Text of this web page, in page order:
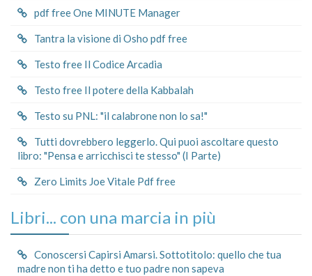
pdf free One MINUTE Manager
Tantra la visione di Osho pdf free
Testo free Il Codice Arcadia
Testo free Il potere della Kabbalah
Testo su PNL: "il calabrone non lo sa!"
Tutti dovrebbero leggerlo. Qui puoi ascoltare questo
libro: "Pensa e arricchisci te stesso" (I Parte)
Zero Limits Joe Vitale Pdf free
Libri... con una marcia in più
Conoscersi Capirsi Amarsi. Sottotitolo: quello che tua
madre non ti ha detto e tuo padre non sapeva